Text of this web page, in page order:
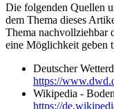
Die folgenden Quellen
dem Thema dieses
Thema nachvollziehbar
eine Möglichkeit geben
Deutscher
https://
Wikipedia -
https://